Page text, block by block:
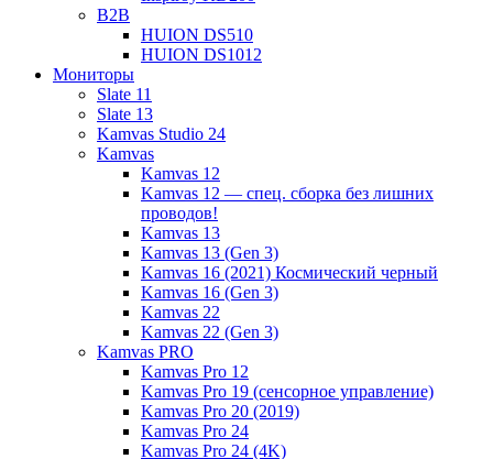
B2B
HUION DS510
HUION DS1012
Мониторы
Slate 11
Slate 13
Kamvas Studio 24
Kamvas
Kamvas 12
Kamvas 12 — спец. сборка без лишних
проводов!
Kamvas 13
Kamvas 13 (Gen 3)
Kamvas 16 (2021) Космический черный
Kamvas 16 (Gen 3)
Kamvas 22
Kamvas 22 (Gen 3)
Kamvas PRO
Kamvas Pro 12
Kamvas Pro 19 (сенсорное управление)
Kamvas Pro 20 (2019)
Kamvas Pro 24
Kamvas Pro 24 (4K)